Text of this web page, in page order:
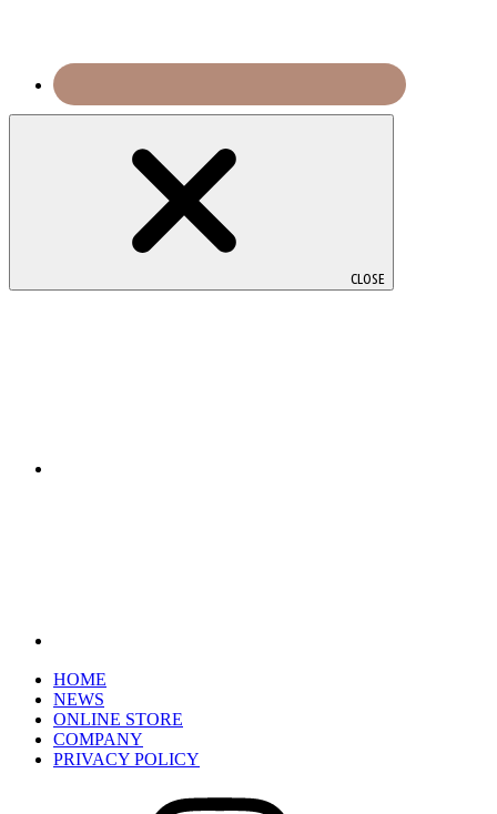
CLOSE
HOME
NEWS
ONLINE STORE
COMPANY
PRIVACY POLICY